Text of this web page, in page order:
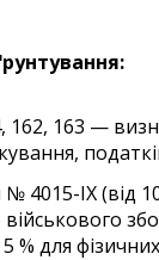
162, 163 —
4015-ІХ (від
% для